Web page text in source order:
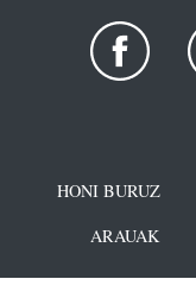
HONI BURUZ
ARAUAK